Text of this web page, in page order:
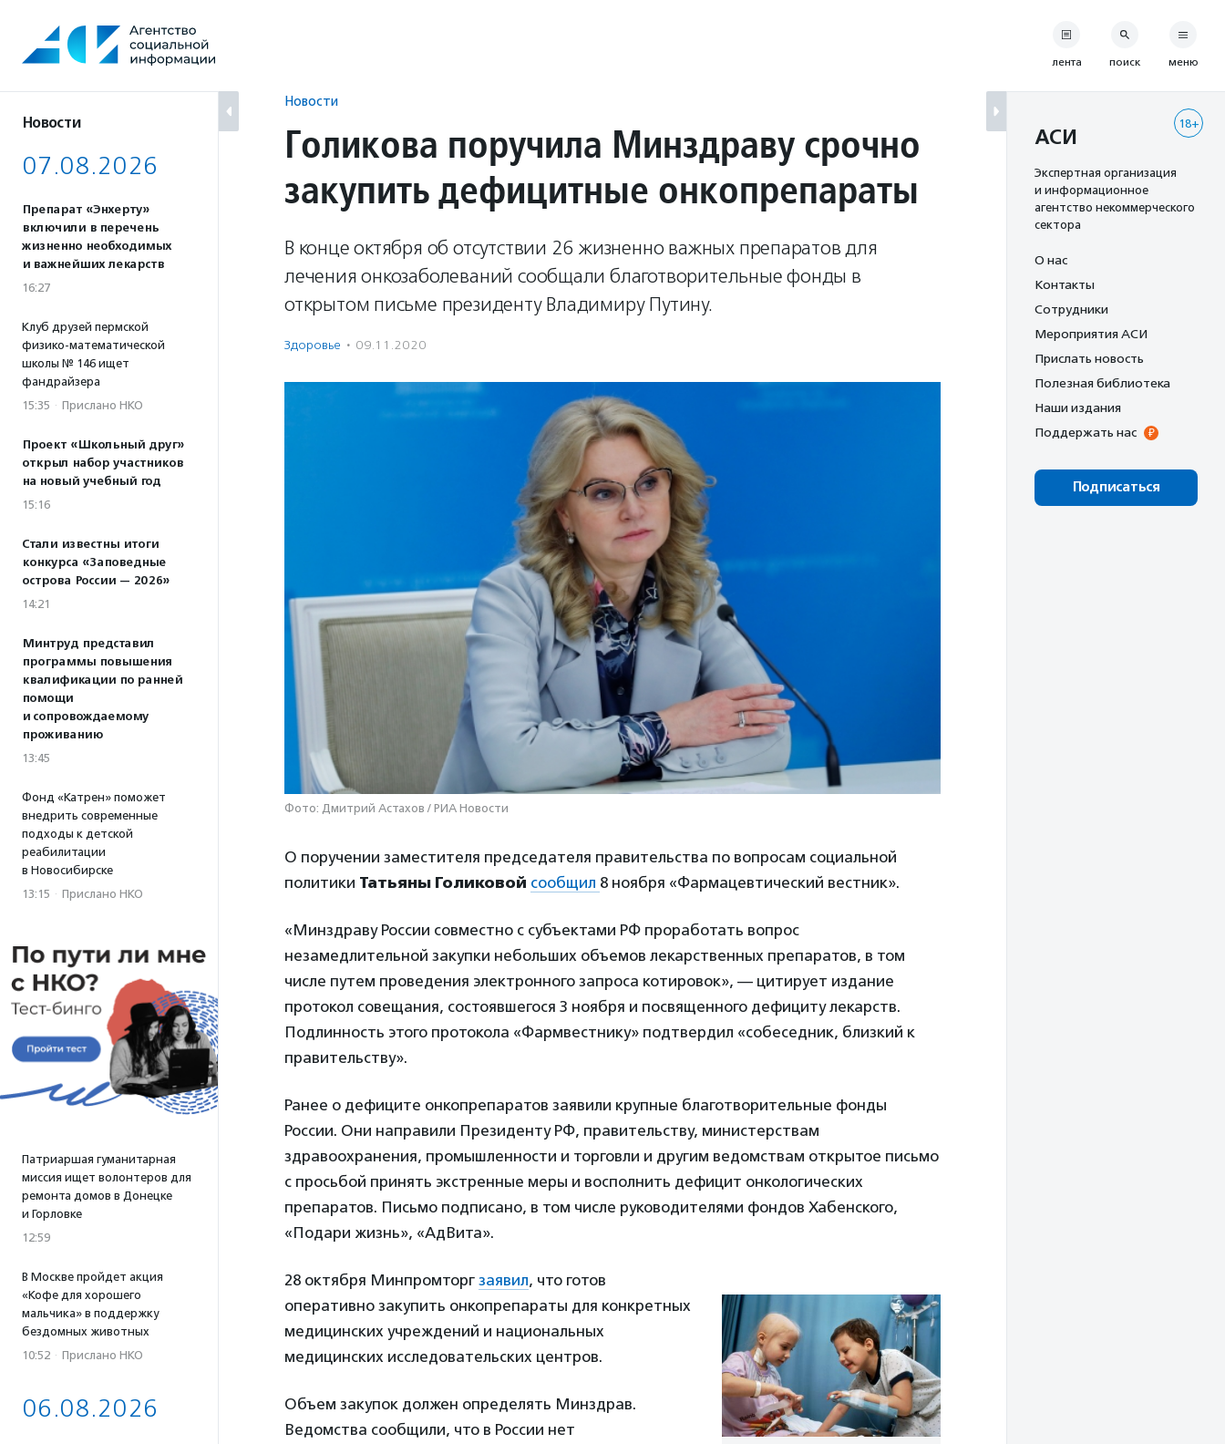
содержанию
Новости
07.08.2026
Препарат «Энхерту»
включили в перечень
жизненно необходимых
и важнейших лекарств
16:27
Клуб друзей пермской
физико-математической
школы № 146 ищет
фандрайзера
15:35 · Прислано НКО
Проект «Школьный друг»
открыл набор участников
на новый учебный год
15:16
Стали известны итоги
конкурса «Заповедные
острова России — 2026»
14:21
Минтруд представил
программы повышения
квалификации по ранней
помощи
и сопровождаемому
проживанию
13:45
Фонд «Катрен» поможет
внедрить современные
подходы к детской
реабилитации
в Новосибирске
13:15 · Прислано НКО
Патриаршая гуманитарная
миссия ищет волонтеров для
ремонта домов в Донецке
и Горловке
12:59
В Москве пройдет акция
«Кофе для хорошего
мальчика» в поддержку
бездомных животных
10:52 · Прислано НКО
06.08.2026
Новости
Голикова поручила Минздраву срочно
закупить дефицитные онкопрепараты
В конце октября об отсутствии 26 жизненно важных препаратов для
лечения онкозаболеваний сообщали благотворительные фонды в
открытом письме президенту Владимиру Путину.
Здоровье · 09.11.2020
Фото: Дмитрий Астахов / РИА Новости
О поручении заместителя председателя правительства по вопросам социальной
политики Татьяны Голиковой сообщил 8 ноября «Фармацевтический вестник».
«Минздраву России совместно с субъектами РФ проработать вопрос
незамедлительной закупки небольших объемов лекарственных препаратов, в том
числе путем проведения электронного запроса котировок», — цитирует издание
протокол совещания, состоявшегося 3 ноября и посвященного дефициту лекарств.
Подлинность этого протокола «Фармвестнику» подтвердил «собеседник, близкий к
правительству».
Ранее о дефиците онкопрепаратов заявили крупные благотворительные фонды
России. Они направили Президенту РФ, правительству, министерствам
здравоохранения, промышленности и торговли и другим ведомствам открытое письмо
с просьбой принять экстренные меры и восполнить дефицит онкологических
препаратов. Письмо подписано, в том числе руководителями фондов Хабенского,
«Подари жизнь», «АдВита».
28 октября Минпромторг заявил, что готов
оперативно закупить онкопрепараты для конкретных
медицинских учреждений и национальных
медицинских исследовательских центров.
Объем закупок должен определять Минздрав.
Ведомства сообщили, что в России нет
лента поиск меню
18+
АСИ
Экспертная организация
и информационное
агентство некоммерческого
сектора
О нас
Контакты
Сотрудники
Мероприятия АСИ
Прислать новость
Полезная библиотека
Наши издания
Поддержать нас
Подписаться